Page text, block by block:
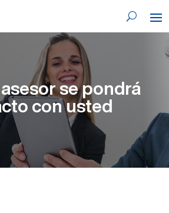
se pondrá
con usted